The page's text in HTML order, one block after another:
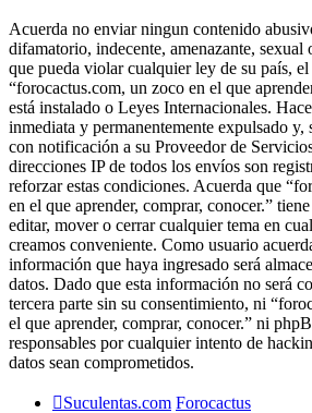
Acuerda no enviar ningun contenido
difamatorio, indecente, amenazante, sexual
que pueda violar cualquier ley de su país,
“forocactus.com, un zoco en el que
está instalado o Leyes Internacionales.
inmediata y permanentemente expulsado y,
con notificación a su Proveedor de
direcciones IP de todos los envíos son
reforzar estas condiciones. Acuerda que
en el que aprender, comprar, conocer.”
editar, mover o cerrar cualquier tema en
creamos conveniente. Como usuario
información que haya ingresado será
datos. Dado que esta información no será
tercera parte sin su consentimiento, ni
el que aprender, comprar, conocer.” ni
responsables por cualquier intento de
datos sean comprometidos.
Suculentas.com Forocactus